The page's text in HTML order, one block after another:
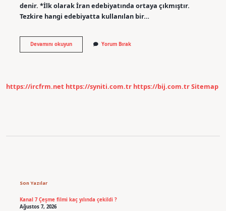
denir. *İlk olarak İran edebiyatında ortaya çıkmıştır.
Tezkire hangi edebiyatta kullanılan bir…
Devamını okuyunTezkire
Hangi
Yorum Bırak
https://ircfrm.net https://syniti.com.tr https://bij.com.trSitemap
Son Yazılar
Kanal 7 Çeşme filmi kaç yılında çekildi ?
Ağustos 7, 2026